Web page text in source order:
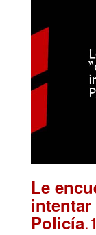
Le
intentar
Policía